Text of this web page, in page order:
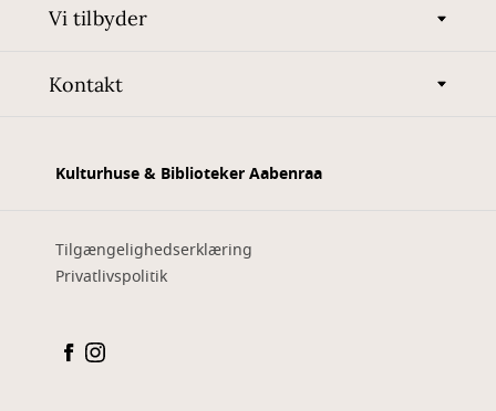
Vi tilbyder
Kontakt
Kulturhuse & Biblioteker Aabenraa
Tilgængelighedserklæring
Privatlivspolitik